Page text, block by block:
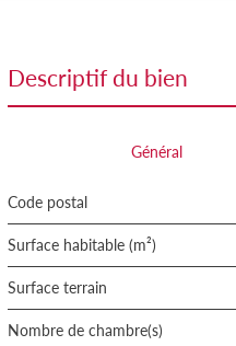
descriptif du bien
Général
Code postal
Surface habitable (m²)
surface terrain
Nombre de chambre(s)